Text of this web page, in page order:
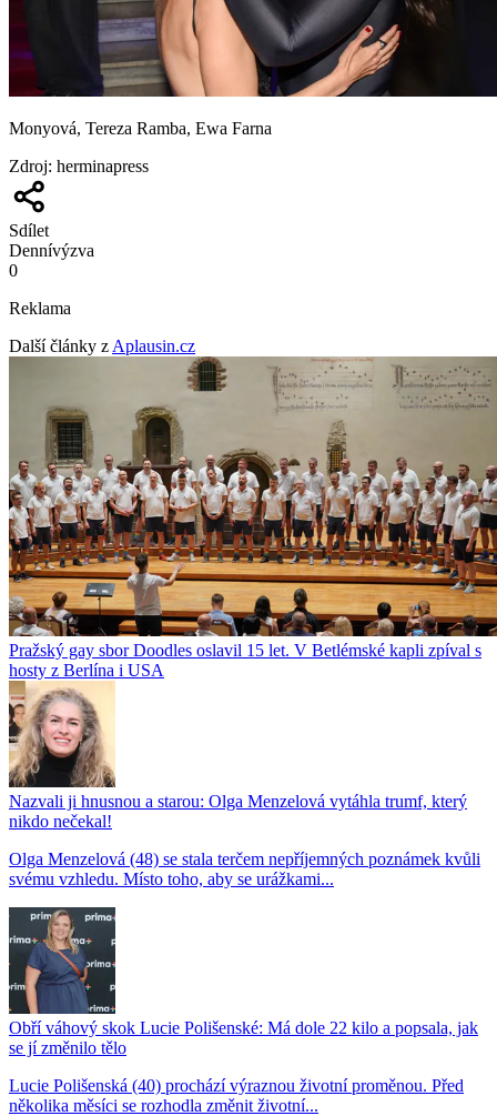
Monyová, Tereza Ramba, Ewa Farna
Zdroj: herminapress
Sdílet
Dennívýzva
0
Reklama
Další články z Aplausin.cz
Pražský gay sbor Doodles oslavil 15 let. V Betlémské kapli zpíval s
hosty z Berlína i USA
Nazvali ji hnusnou a starou: Olga Menzelová vytáhla trumf, který
nikdo nečekal!
Olga Menzelová (48) se stala terčem nepříjemných poznámek kvůli
svému vzhledu. Místo toho, aby se urážkami...
Obří váhový skok Lucie Polišenské: Má dole 22 kilo a popsala, jak
se jí změnilo tělo
Lucie Polišenská (40) prochází výraznou životní proměnou. Před
několika měsíci se rozhodla změnit životní...